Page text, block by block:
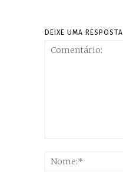
DEIXE UMA RESPOSTA